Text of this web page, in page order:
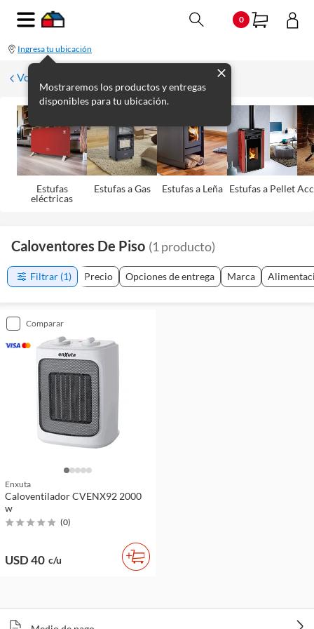
0
Ingresa tu ubicación
Mostraremos los productos y entregas
disponibles para tu ubicación.
Volver a Climatización
Estufas
eléctricas
Estufas a Gas Estufas a Leña Estufas a Pellet
Caloventores De Piso (1 producto)
Filtrar (1) Precio Opciones de entrega Marca
comparar
Enxuta
Caloventilador CVENX92 2000
w
(0)
USD 40 c/u